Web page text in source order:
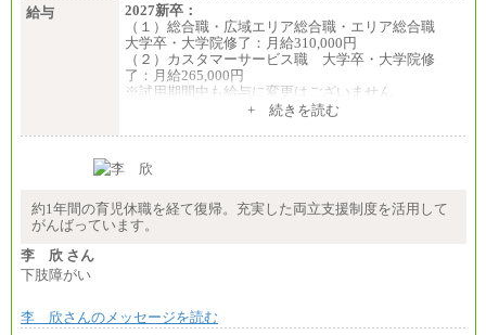
給与
2027新卒：
（１）総合職・広域エリア総合職・エリア総合職
大学卒・大学院修了：月給310,000円
（２）カスタマーサービス職 大学卒・大学院修
了：月給265,000円
※試用期間中も給与に変更はございません
+ 続きを読む
約1年間の育児休職を経て復帰。充実した両立支援制度を活用して
がんばっています。
李 欣 さん
下肢障がい
李 欣さんのメッセージを読む